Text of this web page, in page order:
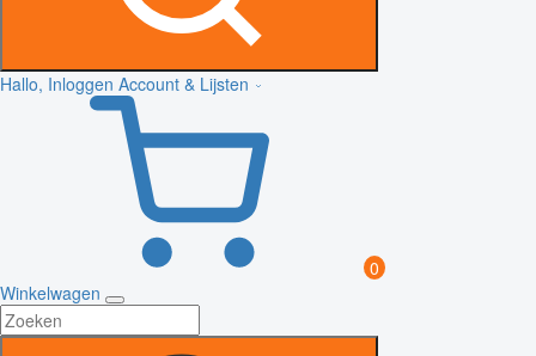
Hallo, Inloggen Account & Lijsten
0
Winkelwagen